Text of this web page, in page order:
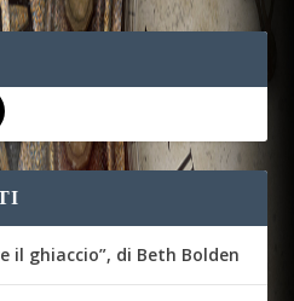
il ghiaccio”, di Beth Bolden